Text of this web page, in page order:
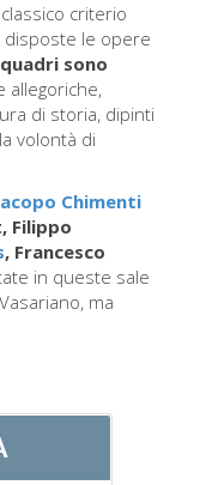
rapido
criterio
disposte le opere
sono
allegoriche,
di storia, dipinti
volontà di
Chimenti
Filippo
, Francesco
in queste sale
ma